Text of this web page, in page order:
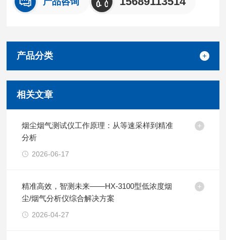
产品分类
相关文章
烟尘烟气测试仪工作原理：从等速采样到精准
分析
2026-06-17
精准高效，智测未来——HX-3100型低浓度烟
尘/烟气分析仪综合解决方案
2026-04-27